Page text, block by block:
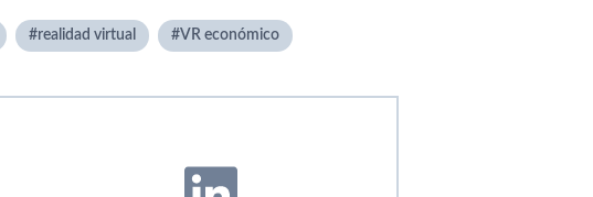
realidad virtual VR económico